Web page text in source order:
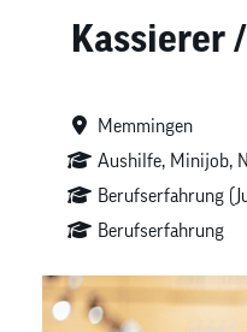
Kassierer
Memmingen
Aushilfe, Minijob,
Berufserfahrung
Berufserfahrung